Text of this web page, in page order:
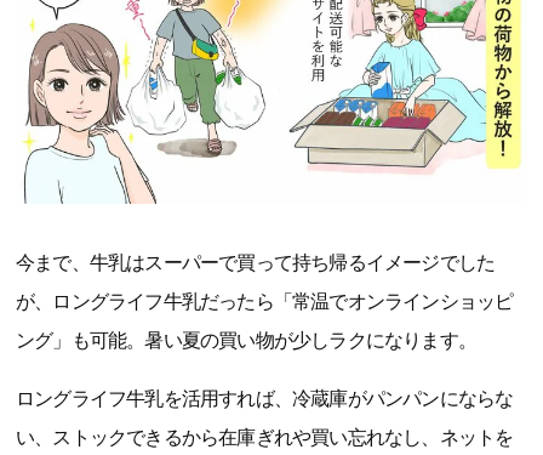
今まで、牛乳はスーパーで買って持ち帰るイメージでした
が、ロングライフ牛乳だったら「常温でオンラインショッピ
ング」も可能。暑い夏の買い物が少しラクになります。
ロングライフ牛乳を活用すれば、冷蔵庫がパンパンにならな
い、ストックできるから在庫ぎれや買い忘れなし、ネットを